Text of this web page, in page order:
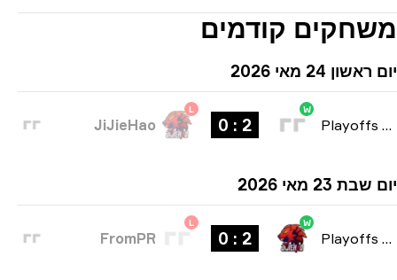
קודמים
24 מאי 2026
Playoffs
JiJieHao
23 מאי 2026
Playoffs
FromPR